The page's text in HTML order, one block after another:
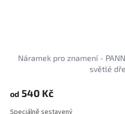
Náramek pro znamení -
světlé
od 540 Kč